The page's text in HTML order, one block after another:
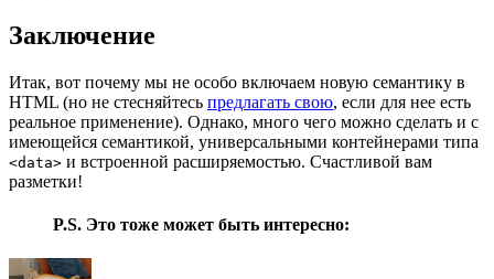
Заключение
Итак, вот почему мы не особо включаем новую семантику в
HTML (но не стесняйтесь предлагать свою, если для нее есть
реальное применение). Однако, много чего можно сделать и с
имеющейся семантикой, универсальными контейнерами типа
<data> и встроенной расширяемостью. Счастливой вам
разметки!
P.S. Это тоже может быть интересно: